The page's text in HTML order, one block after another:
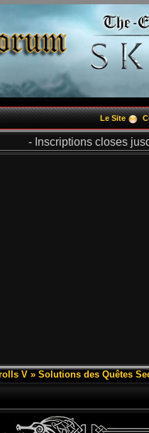
Le Site
- Inscriptions closes
V » Solutions des Quêtes